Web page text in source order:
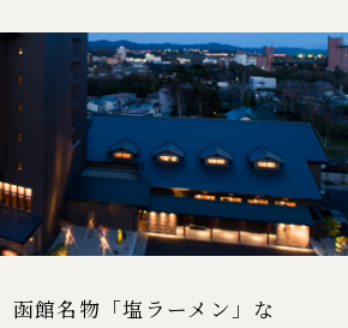
函館名物「塩ラーメン」な